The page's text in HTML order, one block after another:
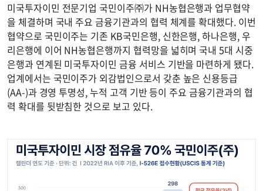
미국투자이민 전문기업 국민이주㈜가 NH농협은행과 업무협약
을 체결하며 국내 주요 금융기관과의 협력 체계를 확대했다. 이번
협약으로 국민이주는 기존 KB국민은행, 신한은행, 하나은행, 우
리은행에 이어 NH농협은행까지 협력망을 넓히며 국내 5대 시중
은행과 연계된 미국투자이민 금융 서비스 기반을 마련하게 됐다.
업계에서는 국민이주가 외감법인으로서 갖춘 높은 신용등급
(AA-)과 경영 투명성, 누적 고객 기반 등이 주요 금융기관과의 협
력 확대를 뒷받침한 것으로 보고 있다.